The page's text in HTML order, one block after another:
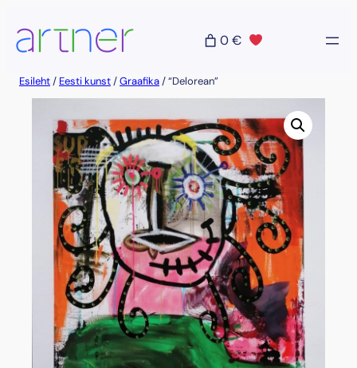
sisu
juurde
0 €
Esileht/ Eesti kunst/Graafika/ “Delorean”